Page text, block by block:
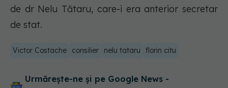
de dr Nelu Tătaru, care-i era anterior secretar
de stat.
Victor Costache consilier nelu tataru florin citu
Urmărește-ne și pe Google News -